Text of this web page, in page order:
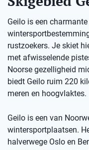
Geilo is een
rustzoekers. Je skiet
met afwisselende
Noorse gezelligheid
biedt Geilo ruim 220
meren en hoogvlaktes.
Geilo is een van
wintersportplaatsen.
halverwege Oslo en